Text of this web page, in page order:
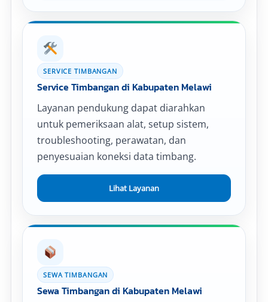
SERVICE TIMBANGAN
Service Timbangan di Kabupaten Melawi
Layanan pendukung dapat diarahkan
untuk pemeriksaan alat, setup sistem,
troubleshooting, perawatan, dan
penyesuaian koneksi data timbang.
Lihat Layanan
SEWA TIMBANGAN
Sewa Timbangan di Kabupaten Melawi